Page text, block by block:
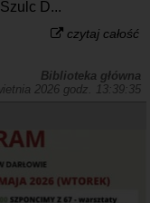
D...
czytaj całość
Biblioteka główna
2026 godz. 13:39:35